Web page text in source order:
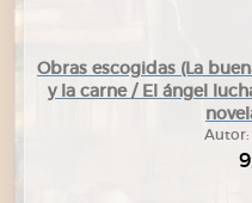
Obras escogidas (La
y la carne / El ángel
Autor: